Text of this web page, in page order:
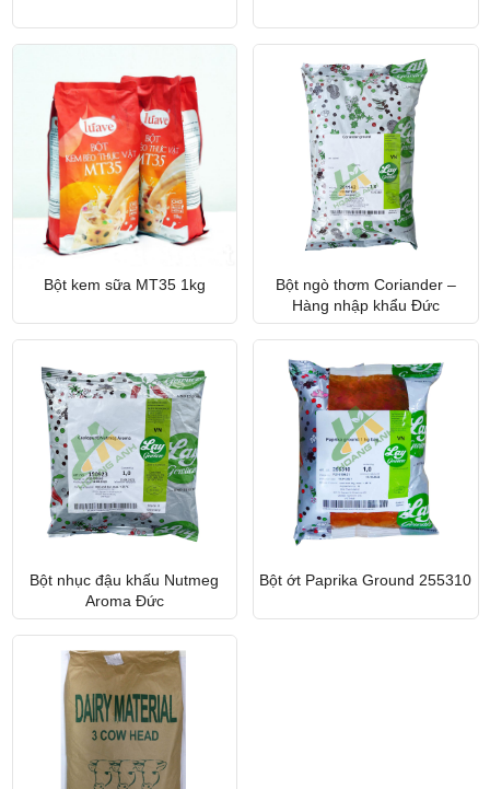
Bột kem sữa MT35 1kg
Bột ngò thơm Coriander –
Hàng nhập khẩu Đức
Bột nhục đậu khấu Nutmeg
Aroma Đức
Bột ớt Paprika Ground 255310